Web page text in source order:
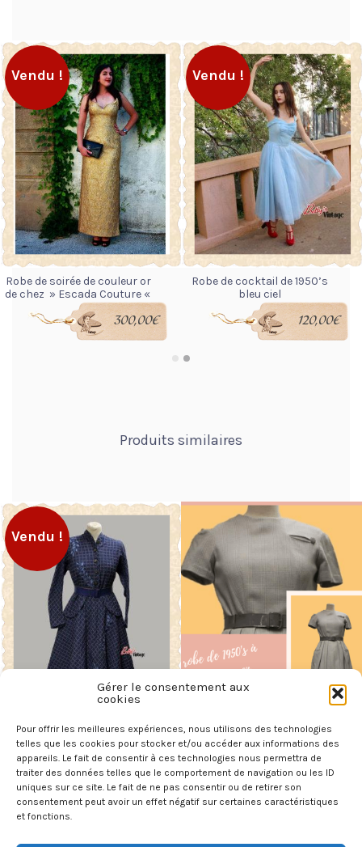
Gérer le consentement aux
cookies
Pour offrir les meilleures expériences, nous utilisons des technologies
telles que les cookies pour stocker et/ou accéder aux informations des
appareils. Le fait de consentir à ces technologies nous permettra de
traiter des données telles que le comportement de navigation ou les ID
uniques sur ce site. Le fait de ne pas consentir ou de retirer son
consentement peut avoir un effet négatif sur certaines caractéristiques
et fonctions.
Vendu !
Robe de soirée de couleur or
de chez » Escada Couture «
300,00€
Vendu !
Robe de cocktail de 1950’s
bleu ciel
120,00€
Produits similaires
Vendu !
Robe vintage 1950’s à
carreaux bleu et rose en laine
110,00€
LIRE LA SUITE
Robe vintage 1950’s à
carreaux en laine